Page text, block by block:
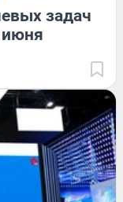
задач
июня